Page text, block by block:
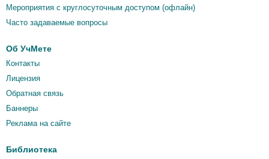
Мероприятия c круглосуточным доступом (офлайн)
Часто задаваемые вопросы
Об УчМете
Контакты
Лицензия
Обратная связь
Баннеры
Реклама на сайте
Библиотека